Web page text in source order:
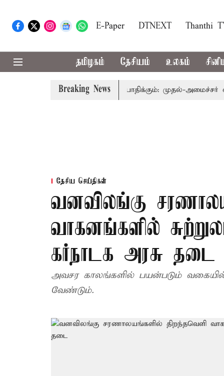
E-Paper DTNEXT Thanthi
தமிழகம் தேசியம் உலகம்
Breaking News
தொகுதி மறுவரையறை பாதிக்கும்: முதல்-அமைச்சர் விஜய்
தேசிய செய்திகள்
வனவிலங்கு
வாகனங்களில்
கர்நாடக அரசு தடை
அவசர காலங்களில் பயன்படும்
வேண்டும்.